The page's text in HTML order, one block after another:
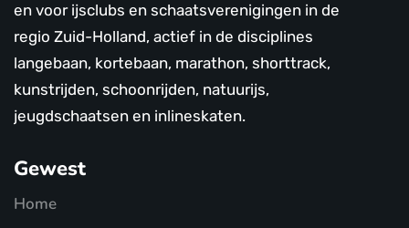
en voor ijsclubs en schaatsverenigingen in de
regio Zuid-Holland, actief in de disciplines
langebaan, kortebaan, marathon, shorttrack,
kunstrijden, schoonrijden, natuurijs,
jeugdschaatsen en inlineskaten.
Gewest
Home